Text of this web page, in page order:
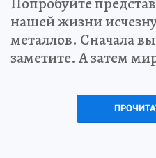
нашей жизни
металлов. Сначала
заметите. А затем